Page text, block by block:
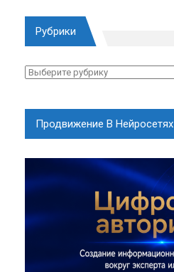
Рубрики
Рубрики
Продвижение В Нейросетях